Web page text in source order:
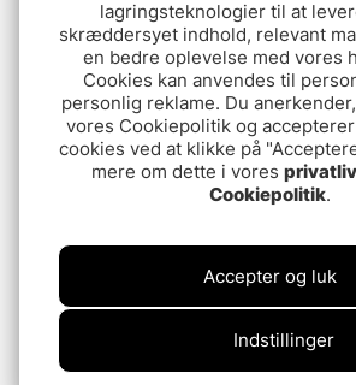
lagringsteknologier til at
skræddersyet indhold, relevant
en bedre oplevelse med vores
Cookies kan anvendes til
personlig reklame. Du
vores Cookiepolitik og
cookies ved at klikke på
mere om dette i vores
Cookiepolitik.
Indstillinger
Accepter og luk